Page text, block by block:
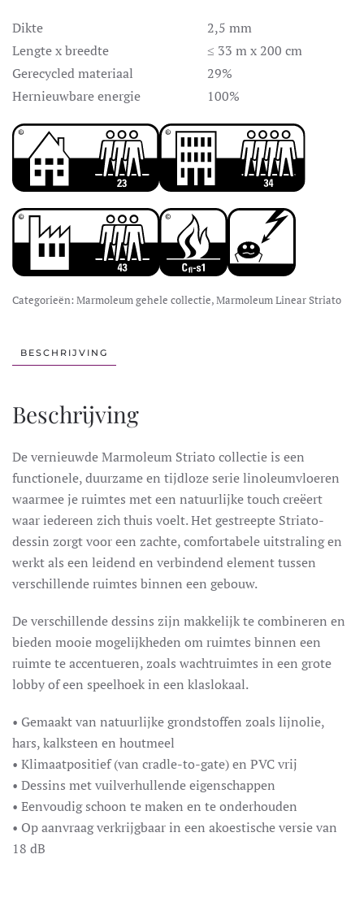
Dikte
2,5 mm
Lengte x breedte
≤ 33 m x 200 cm
Gerecycled materiaal
29%
Hernieuwbare energie
100%
Categorieën: Marmoleum gehele collectie,Marmoleum Linear Striato
BESCHRIJVING
Beschrijving
De vernieuwde Marmoleum Striato collectie is een
functionele, duurzame en tijdloze serie linoleumvloeren
waarmee je ruimtes met een natuurlijke touch creëert
waar iedereen zich thuis voelt. Het gestreepte Striato-
dessin zorgt voor een zachte, comfortabele uitstraling en
werkt als een leidend en verbindend element tussen
verschillende ruimtes binnen een gebouw.
De verschillende dessins zijn makkelijk te combineren en
bieden mooie mogelijkheden om ruimtes binnen een
ruimte te accentueren, zoals wachtruimtes in een grote
lobby of een speelhoek in een klaslokaal.
• Gemaakt van natuurlijke grondstoffen zoals lijnolie,
hars, kalksteen en houtmeel
• Klimaatpositief (van cradle-to-gate) en PVC vrij
• Dessins met vuilverhullende eigenschappen
• Eenvoudig schoon te maken en te onderhouden
• Op aanvraag verkrijgbaar in een akoestische versie van
18 dB